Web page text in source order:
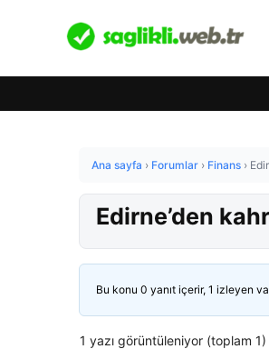
Ana sayfa › Forumlar › Finans ›
Edirne’den
Bu konu 0 yanıt içerir, 1 izleyen
1 yazı görüntüleniyor (toplam 1)